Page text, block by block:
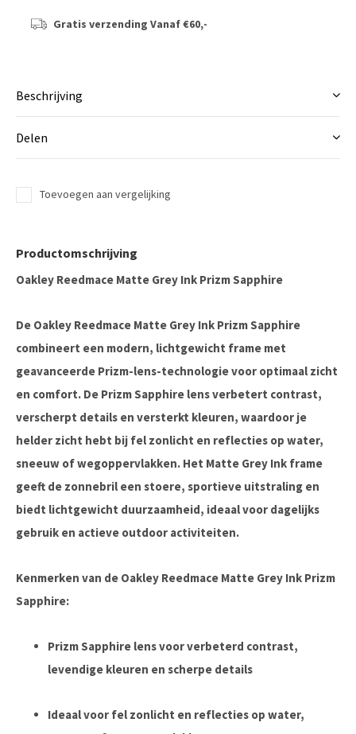
Gratis verzending Vanaf €60,-
Beschrijving
Delen
Toevoegen aan vergelijking
Productomschrijving
Oakley Reedmace Matte Grey Ink Prizm Sapphire
De Oakley Reedmace Matte Grey Ink Prizm Sapphire
combineert een modern, lichtgewicht frame met
geavanceerde Prizm-lens-technologie voor optimaal zicht
en comfort. De Prizm Sapphire lens verbetert contrast,
verscherpt details en versterkt kleuren, waardoor je
helder zicht hebt bij fel zonlicht en reflecties op water,
sneeuw of wegoppervlakken. Het Matte Grey Ink frame
geeft de zonnebril een stoere, sportieve uitstraling en
biedt lichtgewicht duurzaamheid, ideaal voor dagelijks
gebruik en actieve outdoor activiteiten.
Kenmerken van de Oakley Reedmace Matte Grey Ink Prizm
Sapphire:
Prizm Sapphire lens voor verbeterd contrast,
levendige kleuren en scherpe details
Ideaal voor fel zonlicht en reflecties op water,